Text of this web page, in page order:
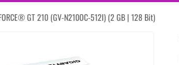
GT 210 (GV-N210OC-512I) (2 GB | 128 Bit)